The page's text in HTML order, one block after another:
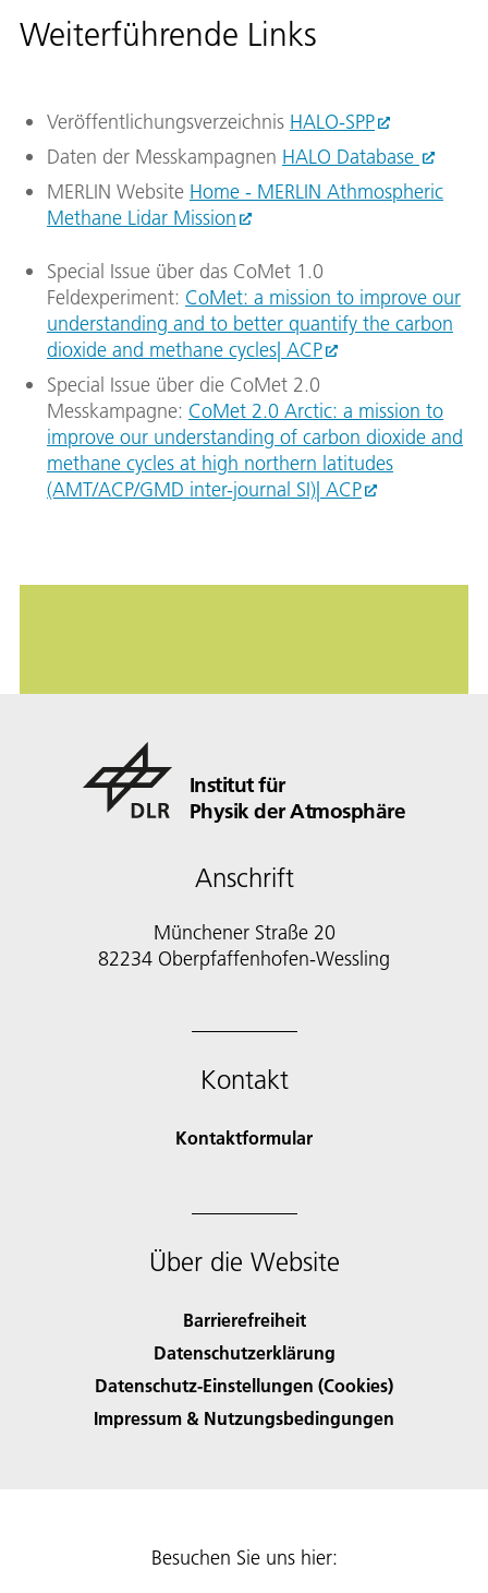
Weiterführende Links
Veröffentlichungsverzeichnis HALO-SPP
Daten der Messkampagnen HALO Database
MERLIN Website Home - MERLIN Athmospheric
Methane Lidar Mission
Special Issue über das CoMet 1.0
Feldexperiment: CoMet: a mission to improve our
understanding and to better quantify the carbon
dioxide and methane cycles| ACP
Special Issue über die CoMet 2.0
Messkampagne: CoMet 2.0 Arctic: a mission to
improve our understanding of carbon dioxide and
methane cycles at high northern latitudes
(AMT/ACP/GMD inter-journal SI)| ACP
Institut für
Physik der Atmosphäre
Anschrift
Münchener Straße 20
82234 Oberpfaffenhofen-Wessling
Kontakt
Kontaktformular
Über die Website
Barrierefreiheit
Datenschutzerklärung
Datenschutz-Einstellungen (Cookies)
Impressum & Nutzungsbedingungen
Besuchen Sie uns hier: